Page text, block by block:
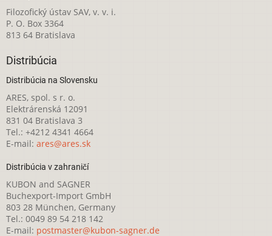
Filozofický ústav SAV, v. v. i.
P. O. Box 3364
813 64 Bratislava
Distribúcia
Distribúcia na Slovensku
ARES, spol. s r. o.
Elektrárenská 12091
831 04 Bratislava 3
Tel.: +4212 4341 4664
E-mail: ares@ares.sk
Distribúcia v zahraničí
KUBON and SAGNER
Buchexport-Import GmbH
803 28 München, Germany
Tel.: 0049 89 54 218 142
E-mail: postmaster@kubon-sagner.de